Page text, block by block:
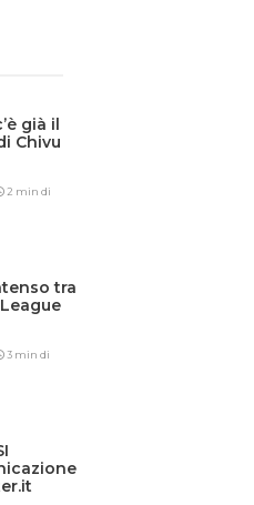
già il
Chivu
2 min di
tra
3 min di